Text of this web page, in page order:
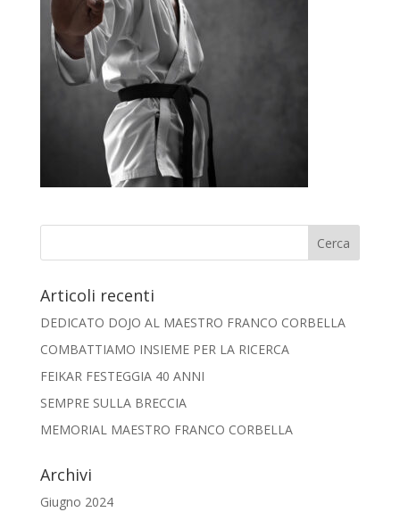
Articoli recenti
DEDICATO DOJO AL MAESTRO FRANCO CORBELLA
COMBATTIAMO INSIEME PER LA RICERCA
FEIKAR FESTEGGIA 40 ANNI
SEMPRE SULLA BRECCIA
MEMORIAL MAESTRO FRANCO CORBELLA
Archivi
Giugno 2024